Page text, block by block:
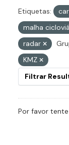
Etiquetas:
malha
radar
KMZ
Filtrar
Por favor